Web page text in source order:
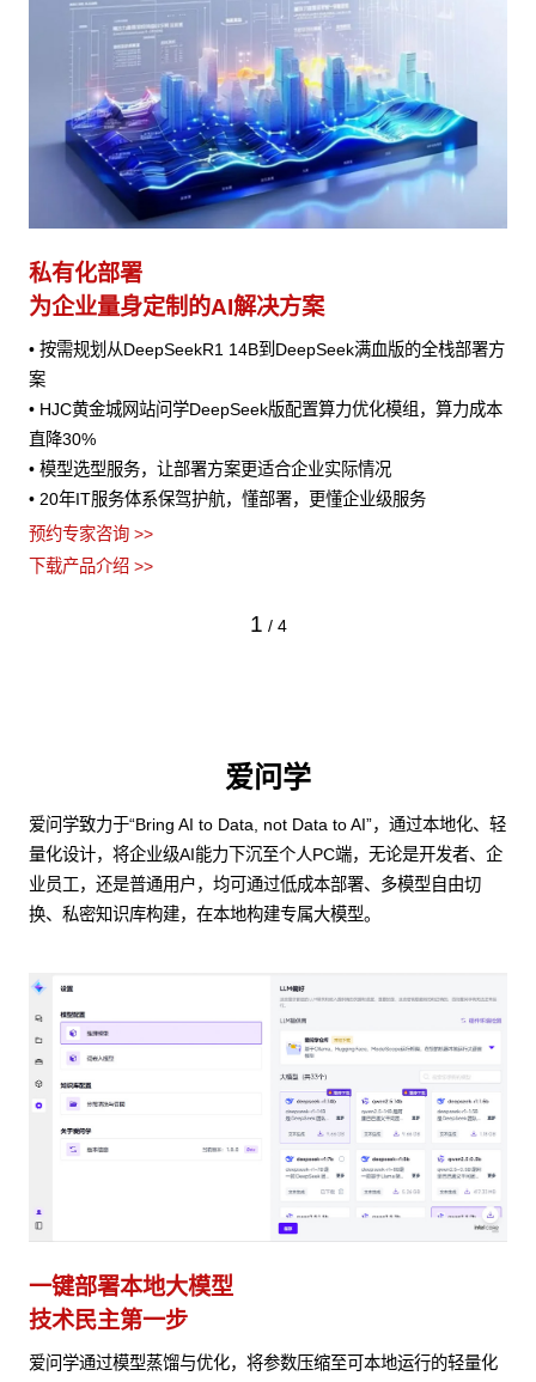
私有化部署
为企业量身定制的AI解决方案
• 按需规划从DeepSeekR1 14B到DeepSeek满血版的全栈部署方
案
• HJC黄金城网站问学DeepSeek版配置算力优化模组，算力成本
直降30%
• 模型选型服务，让部署方案更适合企业实际情况
• 20年IT服务体系保驾护航，懂部署，更懂企业级服务
预约专家咨询 >>
下载产品介绍 >>
1 / 4
爱问学
爱问学致力于“Bring AI to Data, not Data to AI”，通过本地化、轻
量化设计，将企业级AI能力下沉至个人PC端，无论是开发者、企
业员工，还是普通用户，均可通过低成本部署、多模型自由切
换、私密知识库构建，在本地构建专属大模型。
一键部署本地大模型
技术民主第一步
爱问学通过模型蒸馏与优化，将参数压缩至可本地运行的轻量化